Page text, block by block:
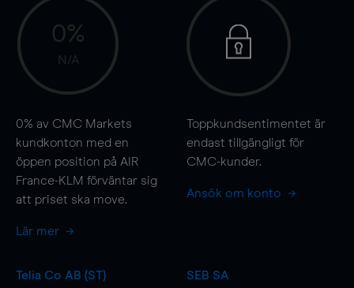
0%
N/A
0% av CMC Markets
kundkonton med en
öppen position på AIR
France-KLM förväntar sig
att priset ska move.
Lär mer
Toppkundsentimentet är
endast tillgängligt för
CMC-kunder.
Ansök om konto
Telia Co AB (ST)
SEB SA